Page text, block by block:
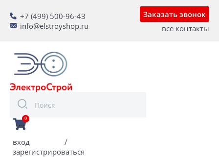
+7 (499) 500-96-43
info@elstroyshop.ru
Заказать звонок
все контакты
0
вход
/
зарегистрироваться